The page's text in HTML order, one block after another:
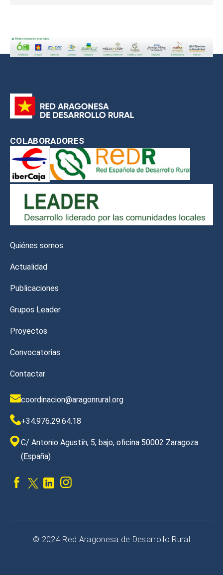
COLABORADORES
Quiénes somos
Actualidad
Publicaciones
Grupos Leader
Proyectos
Convocatorias
Contactar
coordinacion@aragonrural.org
+34.976.29.64.18
C/ Antonio Agustín, 5, bajo, oficina 50002 Zaragoza
(España)
© 2024 Red Aragonesa de Desarrollo Rural